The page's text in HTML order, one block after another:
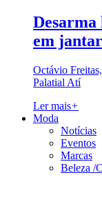
em
Octávio
Palatial Atí
Ler mais+
Moda
Notícias
Eventos
Marcas
Beleza /